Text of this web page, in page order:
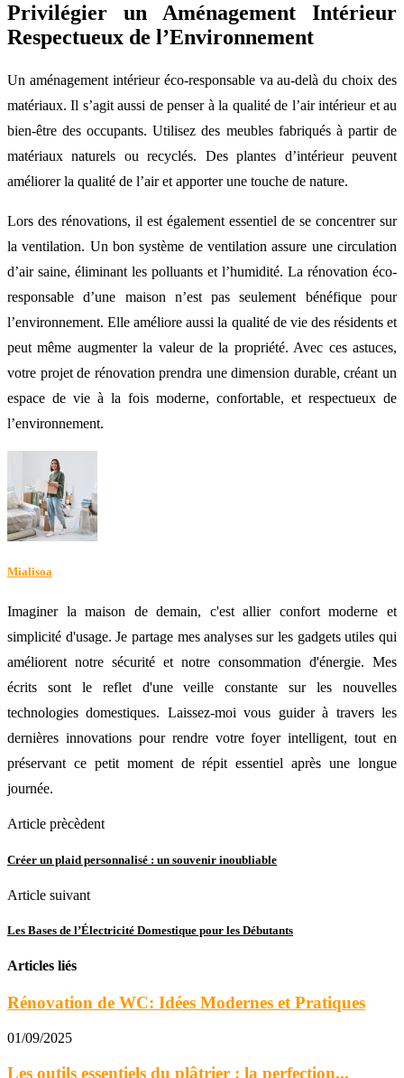
Privilégier un Aménagement Intérieur
Respectueux de l’Environnement
Un aménagement intérieur éco-responsable va au-delà du choix des
matériaux. Il s’agit aussi de penser à la qualité de l’air intérieur et au
bien-être des occupants. Utilisez des meubles fabriqués à partir de
matériaux naturels ou recyclés. Des plantes d’intérieur peuvent
améliorer la qualité de l’air et apporter une touche de nature.
Lors des rénovations, il est également essentiel de se concentrer sur
la ventilation. Un bon système de ventilation assure une circulation
d’air saine, éliminant les polluants et l’humidité. La rénovation éco-
responsable d’une maison n’est pas seulement bénéfique pour
l’environnement. Elle améliore aussi la qualité de vie des résidents et
peut même augmenter la valeur de la propriété. Avec ces astuces,
votre projet de rénovation prendra une dimension durable, créant un
espace de vie à la fois moderne, confortable, et respectueux de
l’environnement.
Mialisoa
Imaginer la maison de demain, c'est allier confort moderne et
simplicité d'usage. Je partage mes analyses sur les gadgets utiles qui
améliorent notre sécurité et notre consommation d'énergie. Mes
écrits sont le reflet d'une veille constante sur les nouvelles
technologies domestiques. Laissez-moi vous guider à travers les
dernières innovations pour rendre votre foyer intelligent, tout en
préservant ce petit moment de répit essentiel après une longue
journée.
Article prècèdent
Créer un plaid personnalisé : un souvenir inoubliable
Article suivant
Les Bases de l’Électricité Domestique pour les Débutants
Articles liés
Rénovation de WC: Idées Modernes et Pratiques
01/09/2025
Les outils essentiels du plâtrier : la perfection...